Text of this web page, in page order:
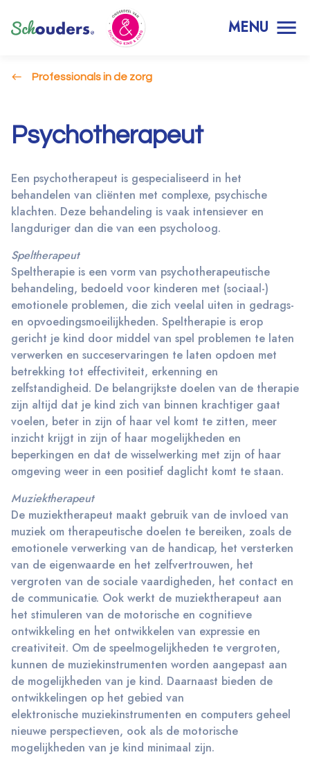
MENU
Professionals in de zorg
Psychotherapeut
Een psychotherapeut is gespecialiseerd in het
behandelen van cliënten met complexe, psychische
klachten. Deze behandeling is vaak intensiever en
langduriger dan die van een psycholoog.
Speltherapeut
Speltherapie is een vorm van psychotherapeutische
behandeling, bedoeld voor kinderen met (sociaal-)
emotionele problemen, die zich veelal uiten in gedrags-
en opvoedingsmoeilijkheden. Speltherapie is erop
gericht je kind door middel van spel problemen te laten
verwerken en succeservaringen te laten opdoen met
betrekking tot effectiviteit, erkenning en
zelfstandigheid. De belangrijkste doelen van de therapie
zijn altijd dat je kind zich van binnen krachtiger gaat
voelen, beter in zijn of haar vel komt te zitten, meer
inzicht krijgt in zijn of haar mogelijkheden en
beperkingen en dat de wisselwerking met zijn of haar
omgeving weer in een positief daglicht komt te staan.
Muziektherapeut
De muziektherapeut maakt gebruik van de invloed van
muziek om therapeutische doelen te bereiken, zoals de
emotionele verwerking van de handicap, het versterken
van de eigenwaarde en het zelfvertrouwen, het
vergroten van de sociale vaardigheden, het contact en
de communicatie. Ook werkt de muziektherapeut aan
het stimuleren van de motorische en cognitieve
ontwikkeling en het ontwikkelen van expressie en
creativiteit. Om de speelmogelijkheden te vergroten,
kunnen de muziekinstrumenten worden aangepast aan
de mogelijkheden van je kind. Daarnaast bieden de
ontwikkelingen op het gebied van
elektronische muziekinstrumenten en computers geheel
nieuwe perspectieven, ook als de motorische
mogelijkheden van je kind minimaal zijn.